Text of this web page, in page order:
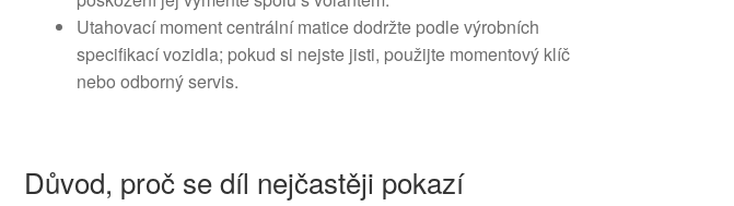
Utahovací moment centrální matice dodržte podle výrobních
specifikací vozidla; pokud si nejste jisti, použijte momentový klíč
nebo odborný servis.
Důvod, proč se díl nejčastěji pokazí